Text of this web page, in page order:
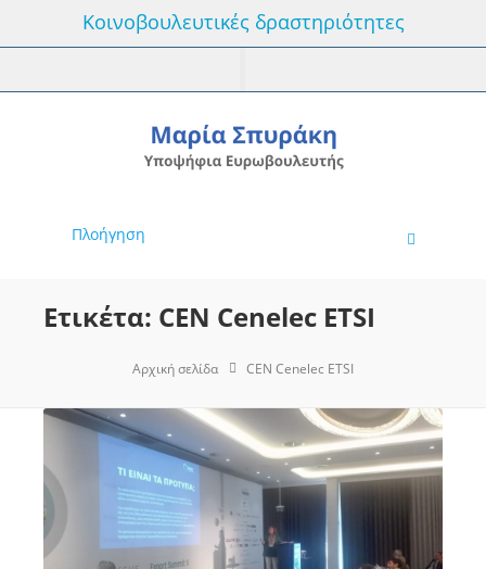
Κοινοβουλευτικές δραστηριότητες
Πλοήγηση
Ετικέτα: CEN Cenelec ETSI
Αρχική σελίδα CEN Cenelec ETSI